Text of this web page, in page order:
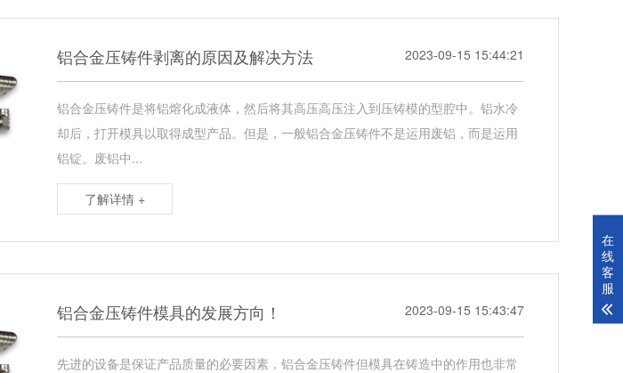
铝合金压铸件剥离的原因及解决方法 2023-09-15 15:44:21
铝合金压铸件是将铝熔化成液体，然后将其高压高压注入到压铸模的型腔中。铝水冷
却后，打开模具以取得成型产品。但是，一般铝合金压铸件不是运用废铝，而是运用
铝锭。废铝中...
了解详情 +
铝合金压铸件模具的发展方向！ 2023-09-15 15:43:47
先进的设备是保证产品质量的必要因素，铝合金压铸件但模具在铸造中的作用也非常
在
线
客
服